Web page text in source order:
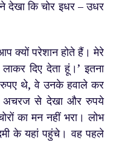
कि चोर इधर – उधर
परेशान होते हैं। मेरे
दिए देता हूं।’ इतना
थे, वे उनके हवाले कर
अचरज से देखा और रुपये
का मन नहीं भरा। लोभ
के यहां पहुंचे। वह पहले